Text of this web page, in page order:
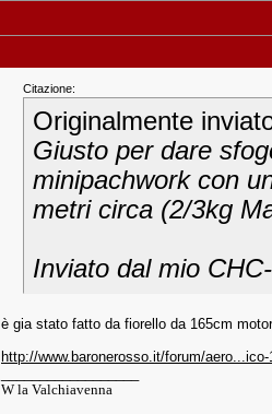
Citazione:
Originalmente
Giusto per dare
minipachwork con
metri circa (2/3kg
Inviato dal mio
è gia stato fatto da fiorello da 165cm
http://www.baronerosso.it/forum/
W la Valchiavenna